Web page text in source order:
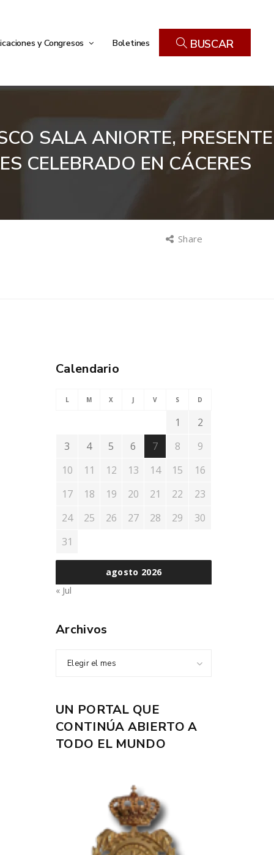
y Congresos Boletines BUSCAR
SALA ANIORTE, PRESENTE
CELEBRADO EN CÁCERES
Share
Calendario
agosto 2026
L M X J V S D
1
2
3
4 5 6 7 8
9
10
11 12 13 14 15
16
17
18 19 20 21 22
23
24
25 26 27 28 29
30
31
« Jul
Archivos
Elegir el mes
UN PORTAL QUE
CONTINÚA ABIERTO A
TODO EL MUNDO